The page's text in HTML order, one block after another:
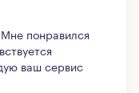
понравился
ваш сервис